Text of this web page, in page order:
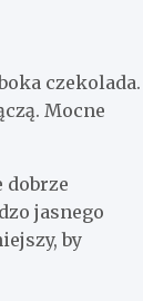
czekolada.
Mocne
dobrze
jasnego
by